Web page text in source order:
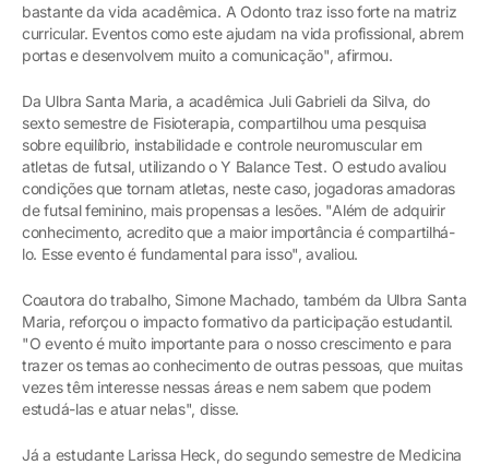
bastante da vida acadêmica. A Odonto traz isso forte na matriz
curricular. Eventos como este ajudam na vida profissional, abrem
portas e desenvolvem muito a comunicação", afirmou.
Da Ulbra Santa Maria, a acadêmica Juli Gabrieli da Silva, do
sexto semestre de Fisioterapia, compartilhou uma pesquisa
sobre equilíbrio, instabilidade e controle neuromuscular em
atletas de futsal, utilizando o Y Balance Test. O estudo avaliou
condições que tornam atletas, neste caso, jogadoras amadoras
de futsal feminino, mais propensas a lesões. "Além de adquirir
conhecimento, acredito que a maior importância é compartilhá-
lo. Esse evento é fundamental para isso", avaliou.
Coautora do trabalho, Simone Machado, também da Ulbra Santa
Maria, reforçou o impacto formativo da participação estudantil.
"O evento é muito importante para o nosso crescimento e para
trazer os temas ao conhecimento de outras pessoas, que muitas
vezes têm interesse nessas áreas e nem sabem que podem
estudá-las e atuar nelas", disse.
Já a estudante Larissa Heck, do segundo semestre de Medicina